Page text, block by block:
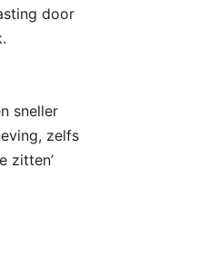
door
sneller
zelfs
zitten’